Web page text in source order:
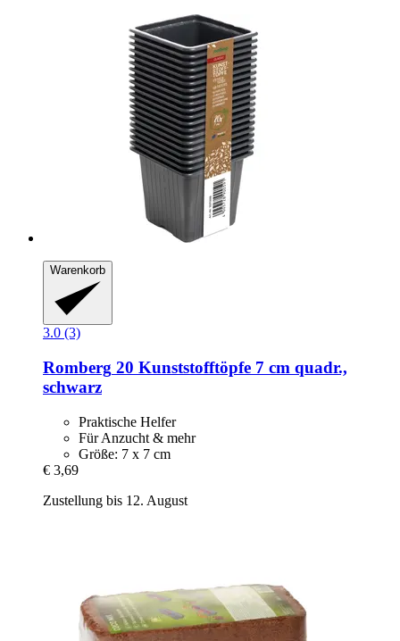
Warenkorb
3.0 (3)
Romberg 20 Kunststofftöpfe 7 cm quadr.,
schwarz
Praktische Helfer
Für Anzucht & mehr
Größe: 7 x 7 cm
€ 3,69
Zustellung bis 12. August